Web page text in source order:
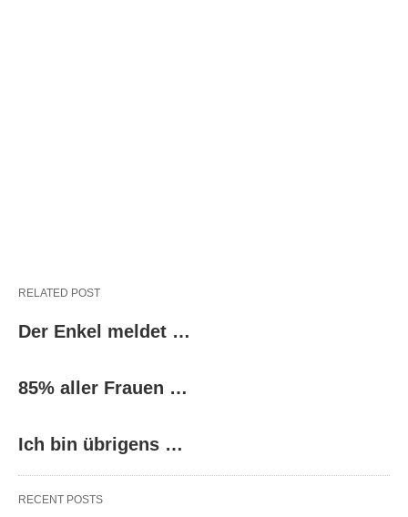
RELATED POST
Der Enkel meldet …
85% aller Frauen …
Ich bin übrigens …
RECENT POSTS